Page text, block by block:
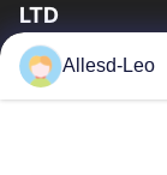
LTD
16years ervaring,
ESD &
Allesd-Leo